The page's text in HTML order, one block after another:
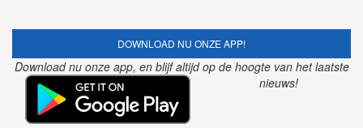
DOWNLOAD NU ONZE APP!
Download nu onze app, en blijf altijd op de hoogte van het laatste
nieuws!